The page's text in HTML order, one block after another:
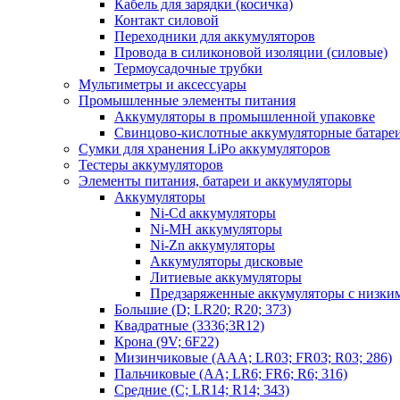
Кабель для зарядки (косичка)
Контакт силовой
Переходники для аккумуляторов
Провода в силиконовой изоляции (силовые)
Термоусадочные трубки
Мультиметры и аксессуары
Промышленные элементы питания
Аккумуляторы в промышленной упаковке
Свинцово-кислотные аккумуляторные
Сумки для хранения LiPo аккумуляторов
Тестеры аккумуляторов
Элементы питания, батареи и аккумуляторы
Аккумуляторы
Ni-Cd аккумуляторы
Ni-MH аккумуляторы
Ni-Zn аккумуляторы
Аккумуляторы дисковые
Литиевые аккумуляторы
Предзаряженные аккумуляторы с
Большие (D; LR20; R20; 373)
Квадратные (3336;3R12)
Крона (9V; 6F22)
Мизинчиковые (AAA; LR03; FR03; R03; 286)
Пальчиковые (AA; LR6; FR6; R6; 316)
Средние (C; LR14; R14; 343)